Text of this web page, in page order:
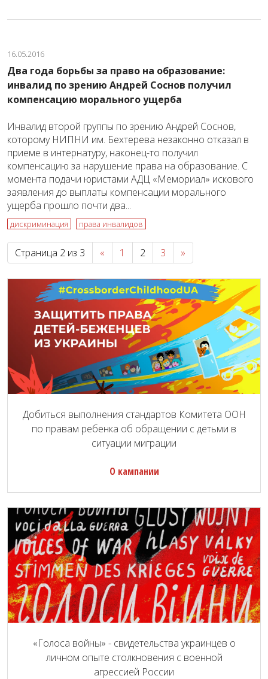
16.05.2016
Два года борьбы за право на образование:
инвалид по зрению Андрей Соснов получил
компенсацию морального ущерба
Инвалид второй группы по зрению Андрей Соснов,
которому НИПНИ им. Бехтерева незаконно отказал в
приеме в интернатуру, наконец-то получил
компенсацию за нарушение права на образование. С
момента подачи юристами АДЦ «Мемориал» искового
заявления до выплаты компенсации морального
ущерба прошло почти два...
дискриминация права инвалидов
Страница 2 из 3 « 1 2 3 »
Добиться выполнения стандартов Комитета ООН
по правам ребенка об обращении с детьми в
ситуации миграции
О кампании
«Голоса войны» - свидетельства украинцев о
личном опыте столкновения с военной
агрессией России